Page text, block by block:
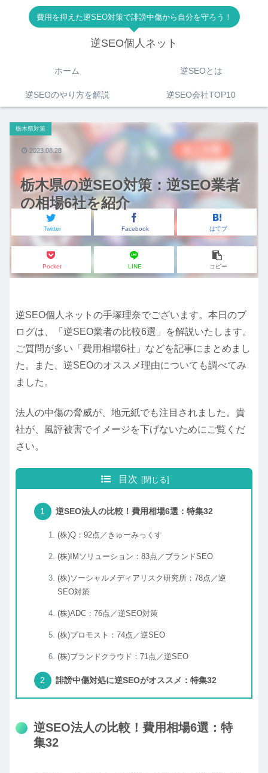
費用を抑えた逆SEO対策で誹謗中傷から自分を守ろう！
逆SEO個人ネット
ホーム 逆SEOとは
逆SEOのやり方を解説 逆SEO会社TOP10
栃木県の逆SEO対策：逆SEO業者
の相場6社を紹介
栃木県対策
Twitter Facebook はてブ
Pocket LINE コピー
2023.08.28
逆SEO個人ネットの手塚理奈でございます。本日のブ
ログは、「逆SEO業者の比較6選」を解説いたします。
ご質問が多い「費用相場6社」などを記事にまとめまし
た。また、逆SEOのオススメ理由についても調べてみ
ました。
法人の中傷の脅威が、地元紙でも注目されました。貴
社が、風評被害でイメージを下げないためにご覧くだ
さい。
目次
逆SEO法人の比較！費用相場6選：特集32
(株)Q：92点／きゅーみっくす
(株)IMソリューション：83点／ブランドSEO
(株)ソーシャルメディアリスク研究所：78点／逆
SEO対策
(株)ADC：76点／逆SEO対策
(株)プロモスト：74点／逆SEO
(株)ブランドクラウド：71点／逆SEO
誹謗中傷対処に逆SEOがオススメ：特集32
逆SEO法人の比較！費用相場6選：特
集32